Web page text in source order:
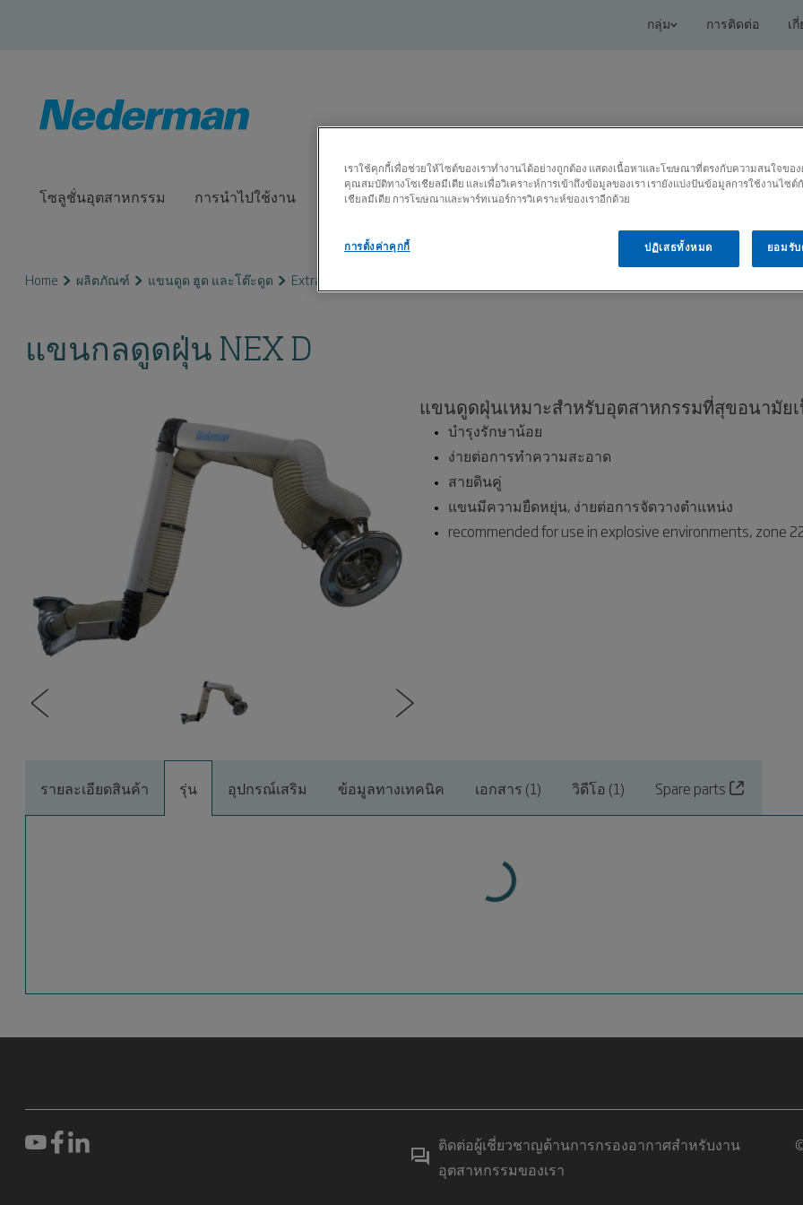
กลุ่ม การติดต่อ เ
โซลูชั่นอุตสาหกรรม การนำไปใช้งาน ผลิตภัณฑ์ โซลูชันที่เชื่อมต่อ บริการ ศูนย์ความรู้
Home ผลิตภัณฑ์ แขนดูด ฮูด และโต๊ะดูด Extraction Arms, NEX D/DX
แขนกลดูดฝุ่น NEX D
แขนดูดฝุ่นเหมาะสำหรับอุตสาหกรรมที่สุขอนามัย
บำรุงรักษาน้อย
ง่ายต่อการทำความสะอาด
สายดินคู่
แขนมีความยืดหยุ่น, ง่ายต่อการจัดวางตำแหน่ง
recommended for use in explosive environments, zone
รายละเอียดสินค้า รุ่น อุปกรณ์เสริม ข้อมูลทางเทคนิค เอกสาร (1) วิดีโอ (1) Spare parts
ติดต่อผู้เชี่ยวชาญด้านการกรองอากาศสำหรับงาน
อุตสาหกรรมของเรา
เราใช้คุกกี้เพื่อช่วยให้ไซต์ของเราทำงานได้อย่างถูกต้อง แสดงเนื้อหาและโฆษณาที่ตรงกับความสนใจของ
คุณสมบัติทางโซเชียลมีเดีย และเพื่อวิเคราะห์การเข้าถึงข้อมูลของเรา เรายังแบ่งปันข้อมูลการใช้งานไซต์
เชียลมีเดีย การโฆษณาและพาร์ทเนอร์การวิเคราะห์ของเราอีกด้วย
ปฏิเสธทั้งหมด ยอมรั
การตั้งค่าคุกกี้